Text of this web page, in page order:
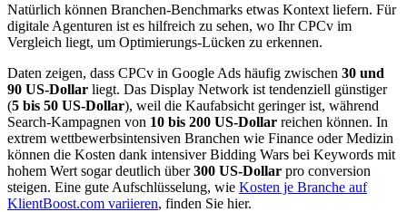
Natürlich können Branchen-Benchmarks etwas Kontext liefern. Für
digitale Agenturen ist es hilfreich zu sehen, wo Ihr CPCv im
Vergleich liegt, um Optimierungs-Lücken zu erkennen.
Daten zeigen, dass CPCv in Google Ads häufig zwischen 30 und
90 US-Dollar liegt. Das Display Network ist tendenziell günstiger
(5 bis 50 US-Dollar), weil die Kaufabsicht geringer ist, während
Search-Kampagnen von 10 bis 200 US-Dollar reichen können. In
extrem wettbewerbsintensiven Branchen wie Finance oder Medizin
können die Kosten dank intensiver Bidding Wars bei Keywords mit
hohem Wert sogar deutlich über300 US-Dollar pro conversion
steigen. Eine gute Aufschlüsselung, wie Kosten je Branche auf
KlientBoost.com variieren, finden Sie hier.